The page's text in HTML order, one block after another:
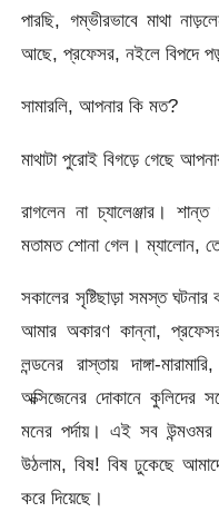
পারছি, গম্ভীরভাবে মাথা
আছে, প্রফেসর, নইলে বিপদে
সামারলি, আপনার কি মত?
মাথাটা পুরোই বিগড়ে গেছে
রাগলেন না চ্যালেঞ্জার।
মতামত শোনা গেল। ম্যালোন,
সকালের সৃষ্টিছাড়া সমস্ত
আমার অকারণ কান্না,
লন্ডনের রাস্তায় দাঙ্গা-
অক্সিজেনের দোকানে
মনের পর্দায়। এই সব
উঠলাম, বিষ! বিষ ঢুকেছে
করে দিয়েছে।